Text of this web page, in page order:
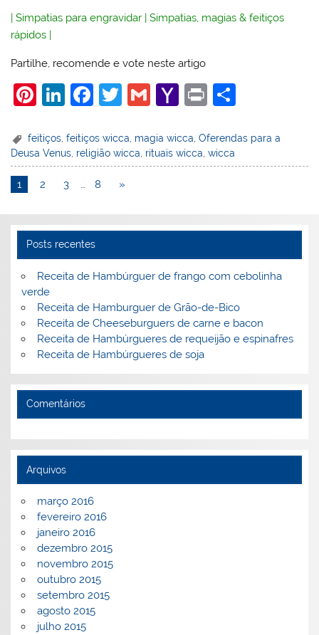
|Simpatias para engravidar |Simpatias, magias & feitiços
rápidos |
Partilhe, recomende e vote neste artigo
Pi
er
e
st
Li
k
e
dI
F
c
e
b
o
k
T
itt
er
G
ai
l
Y
h
o
ai
l
Pr
t
ar
e
feitiços ,feitiços wicca magia wicca ,Oferendas para a
Deusa Venus, religião wicca, rituais wicca,wicca
1 2 3 … 8 »
Posts recentes
Receita de Hambúrguer de frango com cebolinha
verde
Receita de Hamburguer de Grão-de-Bico
Receita de Cheeseburguers de carne e bacon
Receita de Hambúrgueres de requeijão e espinafres
Receita de Hambúrgueres de soja
Comentários
Arquivos
março 2016
fevereiro 2016
janeiro 2016
dezembro 2015
novembro 2015
outubro 2015
setembro 2015
agosto 2015
julho 2015